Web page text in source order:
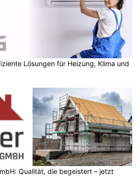
Lösungen für Heizung, Klima und
Qualität, die begeistert – jetzt